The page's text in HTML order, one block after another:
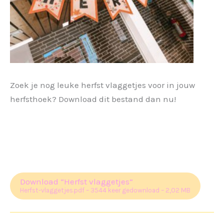
Zoek je nog leuke herfst vlaggetjes voor in jouw
herfsthoek? Download dit bestand dan nu!
Download “Herfst vlaggetjes”
Herfst-vlaggetjes.pdf – 3544 keer gedownload – 2,02 MB